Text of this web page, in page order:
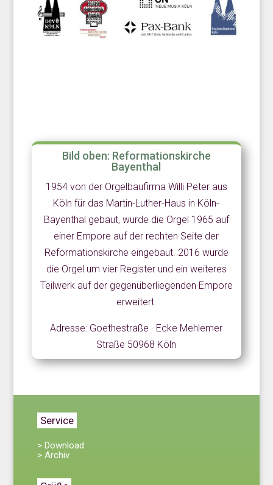
Bild oben: Reformationskirche
Bayenthal
1954 von der Orgelbaufirma Willi Peter aus
Köln für das Martin-Luther-Haus in Köln-
Bayenthal gebaut, wurde die Orgel 1965 auf
einer Empore auf der rechten Seite der
Reformationskirche eingebaut. 2016 wurde
die Orgel um vier Register und ein weiteres
Teilwerk auf der gegenüberliegenden Empore
erweitert.
Adresse: Goethestraße · Ecke Mehlemer
Straße 50968 Köln
Service
> Download
> Archiv